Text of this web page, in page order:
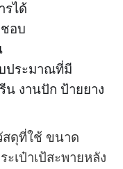
รได้
อบ
ประมาณที่มี
น งานปัก ป้ายยาง
สดุที่ใช้ ขนาด
เป๋าเป้สะพายหลัง